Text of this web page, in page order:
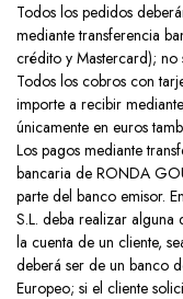
Todos los pedidos
mediante transferencia
crédito y Mastercard); no
Todos los cobros con
importe a recibir
únicamente en euros
Los pagos mediante
bancaria de RONDA
parte del banco emisor.
S.L. deba realizar alguna
la cuenta de un cliente,
deberá ser de un banco
Europeo; si el cliente